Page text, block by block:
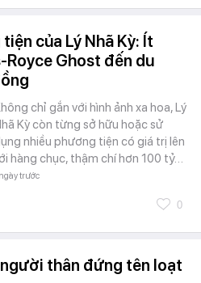
của Lý Nhã Kỳ: Ít
Ghost đến du
chỉ gắn với hình ảnh xa hoa, Lý
Kỳ còn từng sở hữu hoặc sử
nhiều phương tiện có giá trị lên
hàng chục, thậm chí hơn 100 tỷ…
trước
0
thân đứng tên loạt